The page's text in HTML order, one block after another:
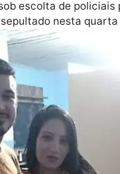
à uma viatura da
da caminhonete.
e morreu
Samu e um
sua cintura.
ao Hospital e
sob escolta de
sepultado nesta